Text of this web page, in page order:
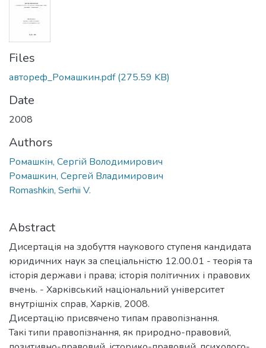
Files
автореф_Ромашкин.pdf(275.59 KB)
Date
2008
Authors
Ромашкін, Сергій Володимирович
Ромашкин, Сергей Владимирович
Romashkin, Serhii V.
Abstract
Дисертація на здобуття наукового ступеня кандидата
юридичних наук за спеціальністю 12.00.01 - теорія та
історія держави і права; історія політичних і правових
вчень. - Харківський національний університет
внутрішніх справ, Харків, 2008.
Дисертацію присвячено типам правопізнання.
Такі типи правопізнання, як природно-правовий,